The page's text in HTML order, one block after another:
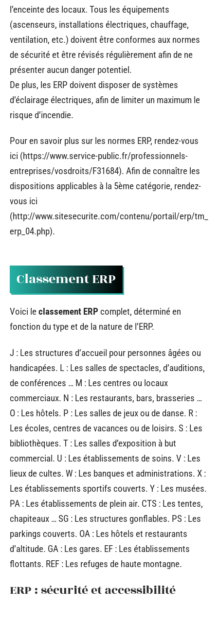
l’enceinte des locaux. Tous les équipements
(ascenseurs, installations électriques, chauffage,
ventilation, etc.) doivent être conformes aux normes
de sécurité et être révisés régulièrement afin de ne
présenter aucun danger potentiel.
De plus, les ERP doivent disposer de systèmes
d’éclairage électriques, afin de limiter un maximum le
risque d’incendie.
Pour en savoir plus sur les normes ERP, rendez-vous
ici (https://www.service-public.fr/professionnels-
entreprises/vosdroits/F31684). Afin de connaître les
dispositions applicables à la 5ème catégorie, rendez-
vous ici
(http://www.sitesecurite.com/contenu/portail/erp/tm_
erp_04.php).
Classement ERP
Voici leclassement ERP complet, déterminé en
fonction du type et de la nature de l’ERP.
J : Les structures d’accueil pour personnes âgées ou
handicapées. L : Les salles de spectacles, d’auditions,
de conférences … M : Les centres ou locaux
commerciaux. N : Les restaurants, bars, brasseries …
O : Les hôtels. P : Les salles de jeux ou de danse. R :
Les écoles, centres de vacances ou de loisirs. S : Les
bibliothèques. T : Les salles d’exposition à but
commercial. U : Les établissements de soins. V : Les
lieux de cultes. W : Les banques et administrations. X :
Les établissements sportifs couverts. Y : Les musées.
PA : Les établissements de plein air. CTS : Les tentes,
chapiteaux … SG : Les structures gonflables. PS : Les
parkings couverts. OA : Les hôtels et restaurants
d’altitude. GA : Les gares. EF : Les établissements
flottants. REF : Les refuges de haute montagne.
ERP : sécurité et accessibilité